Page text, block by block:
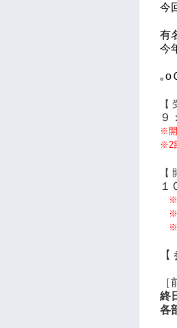
今
有
今
｡o
【
９
※開
※2
【
１
※
※
※
【
［
終
各